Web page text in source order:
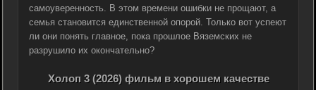
самоуверенность. В этом времени ошибки не прощают, а
семья становится единственной опорой. Только вот успеют
ли они понять главное, пока прошлое Вяземских не
разрушило их окончательно?
Холоп 3 (2026) фильм в хорошем качестве